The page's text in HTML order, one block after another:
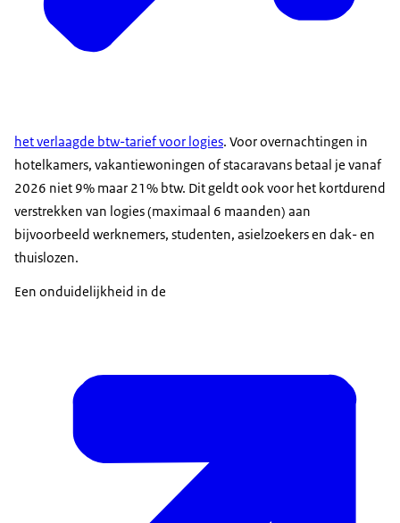
het verlaagde btw-tarief voor logies. Voor overnachtingen in
hotelkamers, vakantiewoningen of stacaravans betaal je vanaf
2026 niet 9% maar 21% btw. Dit geldt ook voor het kortdurend
verstrekken van logies (maximaal 6 maanden) aan
bijvoorbeeld werknemers, studenten, asielzoekers en dak- en
thuislozen.
Een onduidelijkheid in de